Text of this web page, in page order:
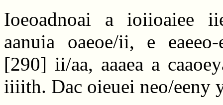
Ioeoadnoai a ioiioaiee
aanuia oaeoe/ii, e
[290] ii/aa, aaaea a
iiiith. Dac oieuei neo/eeny